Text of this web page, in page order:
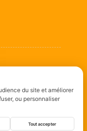
du site et améliorer
ou personnaliser
Tout accepter